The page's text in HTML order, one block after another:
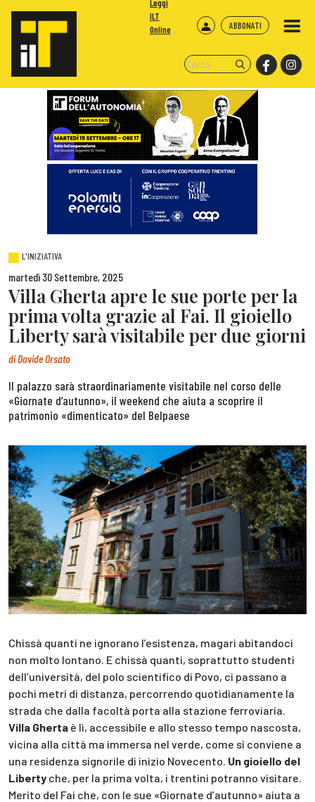
ABBONATI
Leggi
ILT
Online
L'INIZIATIVA
martedì 30 Settembre, 2025
Villa Gherta apre le sue porte per la
prima volta grazie al Fai. Il gioiello
Liberty sarà visitabile per due giorni
diDavide Orsato
Il palazzo sarà straordinariamente visitabile nel corso delle
«Giornate d’autunno», il weekend che aiuta a scoprire il
patrimonio «dimenticato» del Belpaese
Chissà quanti ne ignorano l’esistenza, magari abitandoci
non molto lontano. E chissà quanti, soprattutto studenti
dell’università, del polo scientifico di Povo, ci passano a
pochi metri di distanza, percorrendo quotidianamente la
strada che dalla facoltà porta alla stazione ferroviaria.
Villa Gherta è lì, accessibile e allo stesso tempo nascosta,
vicina alla città ma immersa nel verde, come si conviene a
una residenza signorile di inizio Novecento. Un gioiello del
Liberty che, per la prima volta, i trentini potranno visitare.
Merito del Fai che, con le sue «Giornate d’autunno» aiuta a